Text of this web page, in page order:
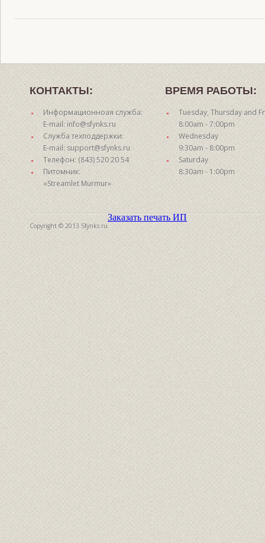
КОНТАКТЫ:
Информационноая служба:
E-mail: info@sfynks.ru
Служба техподдержки:
E-mail: support@sfynks.ru
Телефон: (843) 520 20 54
Питомник:
«Streamlet Murmur»
ВРЕМЯ РАБОТЫ:
Tuesday, Thursday and
8:00am - 7:00pm
Wednesday
9:30am - 8:00pm
Saturday
8:30am - 1:00pm
Copyright © 2013 Sfynks.ru
Заказать печать ИП